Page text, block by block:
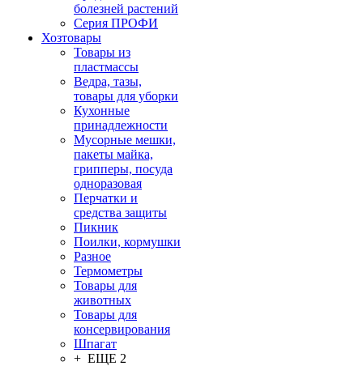
болезней растений
Серия ПРОФИ
Хозтовары
Товары из
пластмассы
Ведра, тазы,
товары для уборки
Кухонные
принадлежности
Мусорные мешки,
пакеты майка,
грипперы, посуда
одноразовая
Перчатки и
средства защиты
Пикник
Поилки, кормушки
Разное
Термометры
Товары для
животных
Товары для
консервирования
Шпагат
+ ЕЩЕ 2